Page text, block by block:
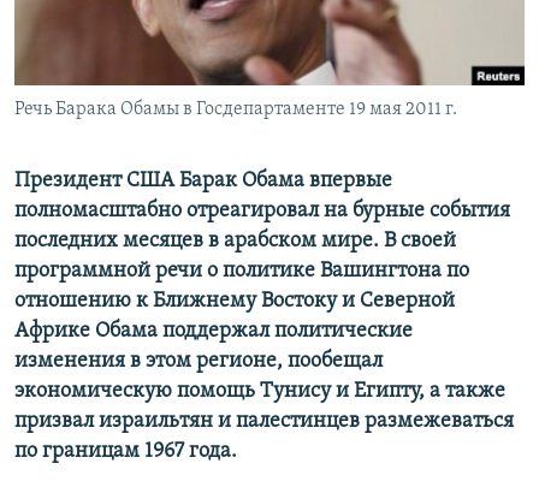
English
Все сайты Радио Азатутюн
Речь Барака Обамы в Госдепартаменте 19 мая 2011 г.
Президент США Барак Обама впервые
полномасштабно отреагировал на бурные события
последних месяцев в арабском мире. В своей
программной речи о политике Вашингтона по
отношению к Ближнему Востоку и Северной
Африке Обама поддержал политические
изменения в этом регионе, пообещал
экономическую помощь Тунису и Египту, а также
призвал израильтян и палестинцев размежеваться
по границам 1967 года.